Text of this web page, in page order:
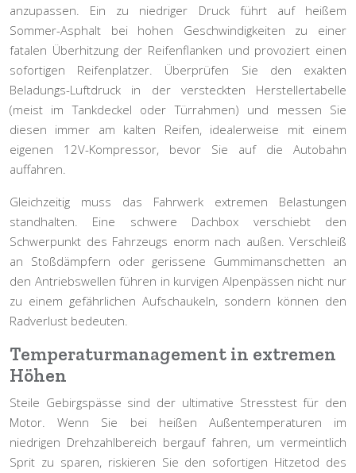
anzupassen. Ein zu niedriger Druck führt auf heißem
Sommer-Asphalt bei hohen Geschwindigkeiten zu einer
fatalen Überhitzung der Reifenflanken und provoziert einen
sofortigen Reifenplatzer. Überprüfen Sie den exakten
Beladungs-Luftdruck in der versteckten Herstellertabelle
(meist im Tankdeckel oder Türrahmen) und messen Sie
diesen immer am kalten Reifen, idealerweise mit einem
eigenen 12V-Kompressor, bevor Sie auf die Autobahn
auffahren.
Gleichzeitig muss das Fahrwerk extremen Belastungen
standhalten. Eine schwere Dachbox verschiebt den
Schwerpunkt des Fahrzeugs enorm nach außen. Verschleiß
an Stoßdämpfern oder gerissene Gummimanschetten an
den Antriebswellen führen in kurvigen Alpenpässen nicht nur
zu einem gefährlichen Aufschaukeln, sondern können den
Radverlust bedeuten.
Temperaturmanagement in extremen
Höhen
Steile Gebirgspässe sind der ultimative Stresstest für den
Motor. Wenn Sie bei heißen Außentemperaturen im
niedrigen Drehzahlbereich bergauf fahren, um vermeintlich
Sprit zu sparen, riskieren Sie den sofortigen Hitzetod des